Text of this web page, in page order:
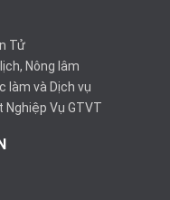
Tử
Nông lâm
làm và Dịch vụ
Vụ GTVT